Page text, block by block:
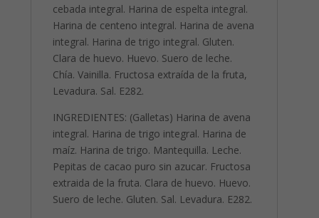
cebada integral. Harina de espelta integral.
Harina de centeno integral. Harina de avena
integral. Harina de trigo integral. Gluten.
Clara de huevo. Huevo. Suero de leche.
Chía. Vainilla. Fructosa extraída de la fruta,
Levadura. Sal. E282.
INGREDIENTES: (Galletas) Harina de avena
integral. Harina de trigo integral. Harina de
maíz. Harina de trigo. Mantequilla. Leche.
Pepitas de cacao puro sin azucar. Fructosa
extraida de la fruta. Clara de huevo. Huevo.
Suero de leche. Gluten. Sal. Levadura. E282.